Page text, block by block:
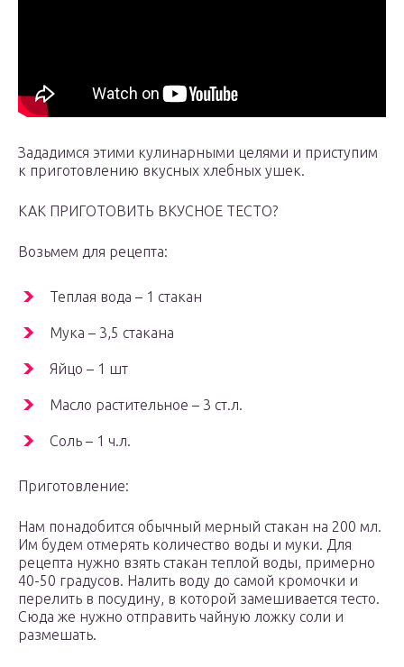
Зададимся этими кулинарными целями и приступим
к приготовлению вкусных хлебных ушек.
КАК ПРИГОТОВИТЬ ВКУСНОЕ ТЕСТО?
Возьмем для рецепта:
Теплая вода – 1 стакан
Мука – 3,5 стакана
Яйцо – 1 шт
Масло растительное – 3 ст.л.
Соль – 1 ч.л.
Приготовление:
Нам понадобится обычный мерный стакан на 200 мл.
Им будем отмерять количество воды и муки. Для
рецепта нужно взять стакан теплой воды, примерно
40-50 градусов. Налить воду до самой кромочки и
перелить в посудину, в которой замешивается тесто.
Сюда же нужно отправить чайную ложку соли и
размешать.